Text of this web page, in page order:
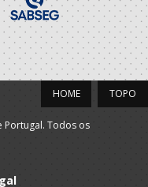
TOPO
HOME
Portugal. Todos os